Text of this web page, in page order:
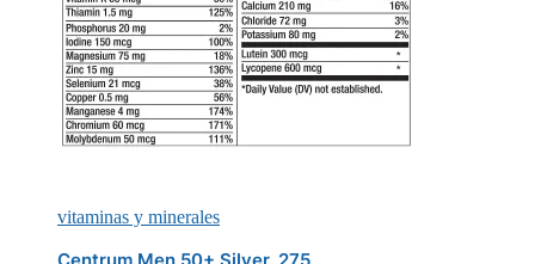
vitaminas y minerales